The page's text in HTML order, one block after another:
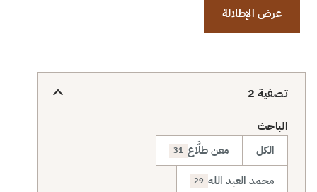
عرض الإطلالة
تصفية 2
الباحث
الكل
معن طلَّاع 31
محمد العبد الله 29